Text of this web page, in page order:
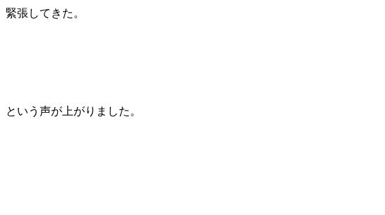
緊張してきた。
という声が上がりました。